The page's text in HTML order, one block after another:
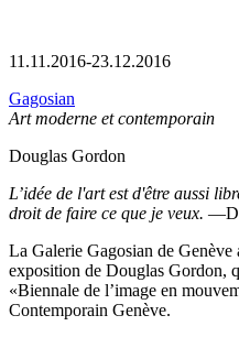
11.11.2016-23.12.2016
Gagosian
Art moderne et contemporain
Douglas Gordon
L’idée de l'art est d'être aussi
droit de faire ce que je veux.
La Galerie Gagosian de Genève
exposition de Douglas Gordon,
«Biennale de l’image en
Contemporain Genève.